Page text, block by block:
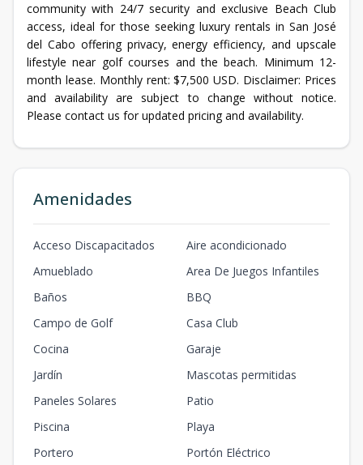
community with 24/7 security and exclusive Beach Club
access, ideal for those seeking luxury rentals in San José
del Cabo offering privacy, energy efficiency, and upscale
lifestyle near golf courses and the beach. Minimum 12-
month lease. Monthly rent: $7,500 USD. Disclaimer: Prices
and availability are subject to change without notice.
Please contact us for updated pricing and availability.
Amenidades
Acceso Discapacitados
Aire acondicionado
Amueblado
Area De Juegos Infantiles
Baños
BBQ
Campo de Golf
Casa Club
Cocina
Garaje
Jardín
Mascotas permitidas
Paneles Solares
Patio
Piscina
Playa
Portero
Portón Eléctrico